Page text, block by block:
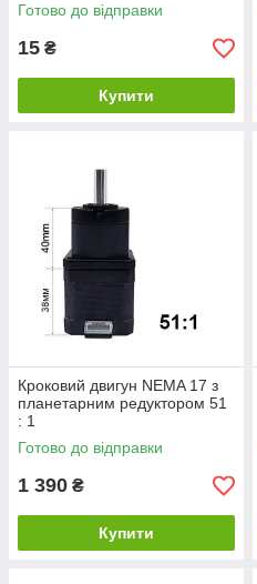
Готово до відправки
15 ₴
Купити
Кроковий двигун NEMA 17 з
планетарним редуктором 51
: 1
Готово до відправки
1 390 ₴
Купити